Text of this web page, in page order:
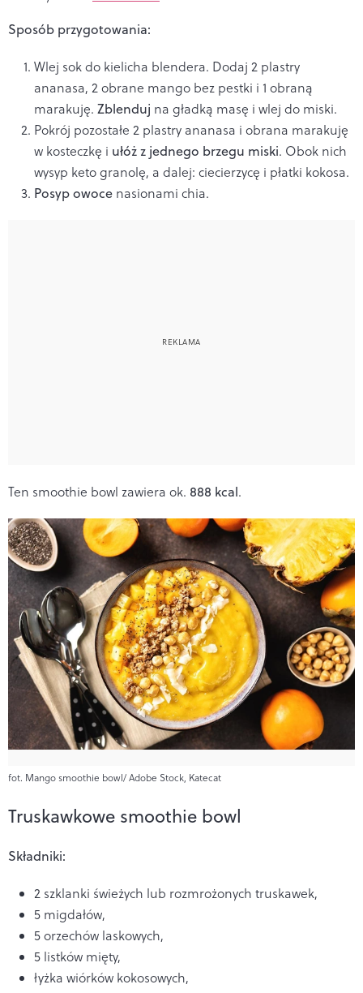
Sposób przygotowania:
Wlej sok do kielicha blendera. Dodaj 2 plastry
ananasa, 2 obrane mango bez pestki i 1 obraną
marakuję. Zblenduj na gładką masę i wlej do miski.
Pokrój pozostałe 2 plastry ananasa i obrana marakuję
w kosteczkę i ułóż z jednego brzegu miski. Obok nich
wysyp keto granolę, a dalej: ciecierzycę i płatki kokosa.
Posyp owoce nasionami chia.
Ten smoothie bowl zawiera ok. 888 kcal.
fot. Mango smoothie bowl/ Adobe Stock, Katecat
Truskawkowe smoothie bowl
Składniki:
2 szklanki świeżych lub rozmrożonych truskawek,
5 migdałów,
5 orzechów laskowych,
5 listków mięty,
łyżka wiórków kokosowych,